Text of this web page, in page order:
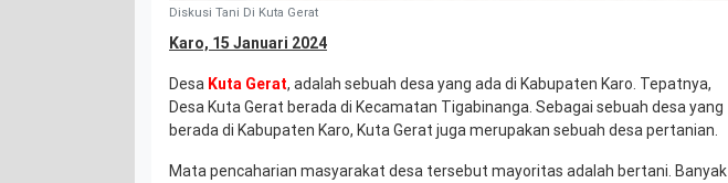
Diskusi Tani Di Kuta Gerat
Karo, 15 Januari 2024
Desa Kuta Gerat, adalah sebuah desa yang ada di Kabupaten Karo. Tepatnya,
Desa Kuta Gerat berada di Kecamatan Tigabinanga. Sebagai sebuah desa yang
berada di Kabupaten Karo, Kuta Gerat juga merupakan sebuah desa pertanian.
Mata pencaharian masyarakat desa tersebut mayoritas adalah bertani. Banyak